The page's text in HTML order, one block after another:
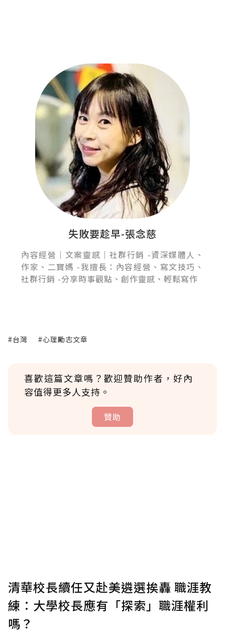
失敗要趁早-張念慈
內容經營｜文案靈感｜社群行銷 -資深媒體人、
作家、二寶媽 -我擅長：內容經營、寫文技巧、
社群行銷 -分享時事觀點、創作靈感、輕鬆寫作
#台灣 #心理勵志文章
喜歡這篇文章嗎？歡迎贊助作者，好內
容值得更多人支持。
贊助
確認送出
清華校長續任又赴美遴選挨轟 職涯教
練：大學校長應有「探索」職涯權利
嗎？